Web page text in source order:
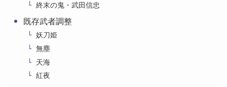
終末の鬼・武田信忠
既存武者調整
妖刀姫
無塵
天海
紅夜